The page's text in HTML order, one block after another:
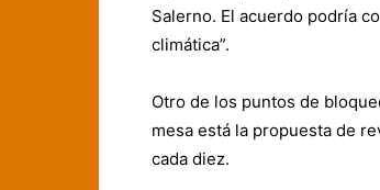
Salerno. El acuerdo podría
climática”.
Otro de los puntos de
mesa está la propuesta de
cada diez.